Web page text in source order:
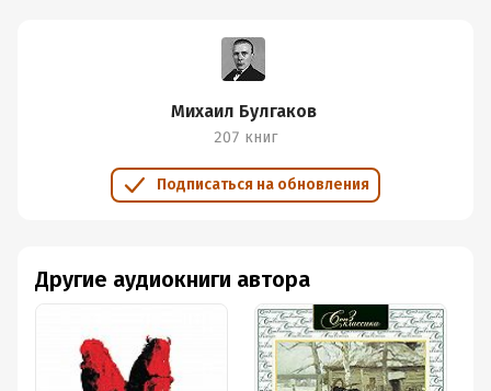
Михаил Булгаков
207 книг
Подписаться на обновления
Другие аудиокниги автора